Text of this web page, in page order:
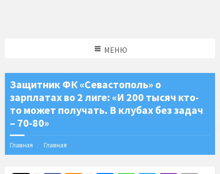
МЕНЮ
Защитник ФК «Севастополь» о
зарплатах во 2 лиге: «И 200 тысяч кто-
то может получать. В клубах без задач
– 70-80»
Главная Главная